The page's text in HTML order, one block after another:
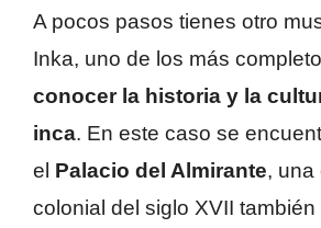
A pocos pasos tienes otro
Inka, uno de los más
conocer la historia y la
inca. En este caso se
el Palacio del Almirante, una
colonial del siglo XVII